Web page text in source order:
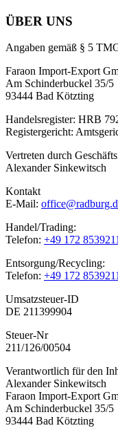
ÜBER UNS
Angaben gemäß § 5
Faraon Import-Export
Am Schinderbuckel 35/5
93444 Bad Kötzting
Handelsregister: HRB
Registergericht:
Vertreten durch
Alexander Sinkewitsch
Kontakt
E-Mail:
Handel/Trading:
Telefon: +49 172
Entsorgung/Recycling:
Telefon: +49 172
Umsatzsteuer-ID
DE 211399904
Steuer-Nr
211/126/00504
Verantwortlich für den
Alexander Sinkewitsch
Faraon Import-Export
Am Schinderbuckel 35/5
93444 Bad Kötzting